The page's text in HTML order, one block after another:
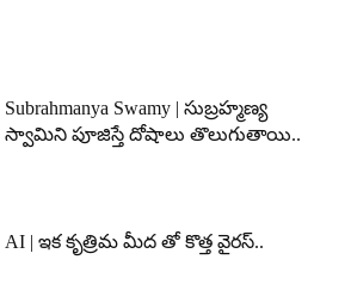
Subrahmanya Swamy | సుబ్రహ్మణ్య
స్వామిని పూజిస్తే దోషాలు తొలుగుతాయి..
AI | ఇక కృత్రిమ మీద తో కొత్త వైరస్..